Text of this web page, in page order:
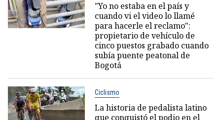
"Yo no estaba en el país y
cuando vi el video lo llamé
para hacerle el reclamo":
propietario de vehículo de
cinco puestos grabado cuando
subía puente peatonal de
Bogotá
Ciclismo
La historia de pedalista latino
que conquistó el podio en el